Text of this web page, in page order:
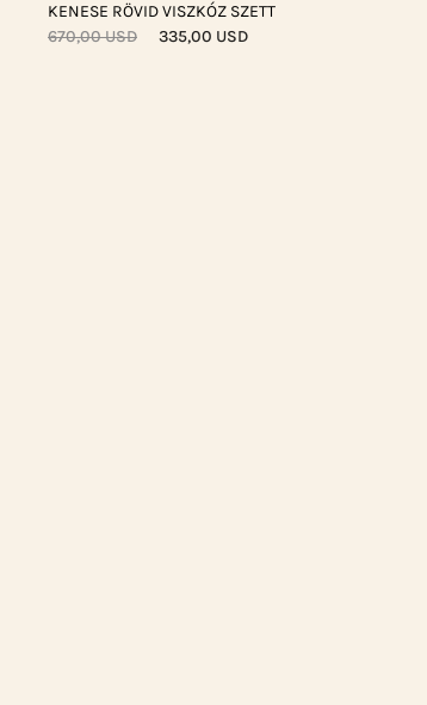
KENESE RÖVID VISZKÓZ SZETT
670,00 USD
335,00 USD